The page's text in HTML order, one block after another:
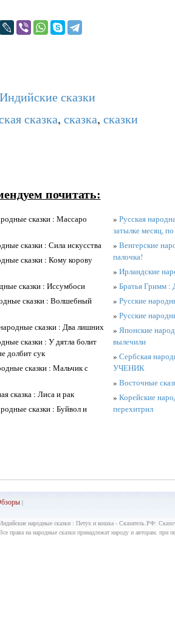
Индийские сказки
сказка, сказка, сказки
почитать:
сказки : Массаро
сказки : Сила искусства
сказки : Кому корову
сказки : Иссумбоси
сказки : Волшебный
сказки : Два лишних
сказки : У дятла болит
долбит сук
сказки : Мальчик с
сказка : Лиса и рак
сказки : Буйвол и
» Русская
затылке месяц,
» Венгерские
палочка!
» Ирландские
» Братья Гримм
» Русские
» Русские
» Японские
вылечили
» Сербская
УЧЕНИК
» Восточные
» Корейские
перехитрил
оры|
народные сказки : Петух и кошка - Сказатель.РФ:
права на народные сказки принадлежат народу и авторам, при